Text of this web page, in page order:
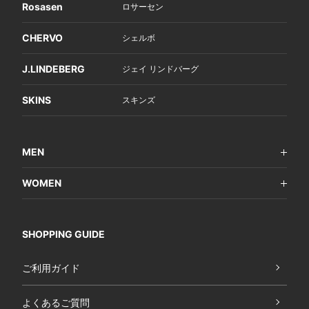
Rosasen ロサーセン
CHERVO シェルボ
J.LINDEBERG ジェイ リンドバーグ
SKINS スキンズ
MEN
WOMEN
SHOPPING GUIDE
ご利用ガイド
よくあるご質問